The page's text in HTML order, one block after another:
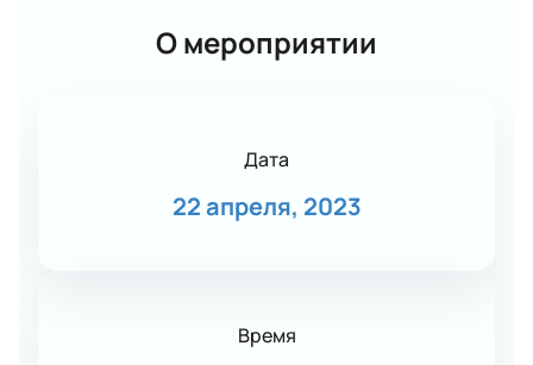
О мероприятии
Дата
22 апреля, 2023
Время